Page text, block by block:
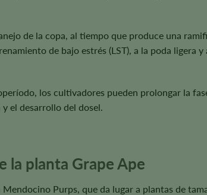
de la copa, al tiempo que produce una
de bajo estrés (LST), a la poda ligera
los cultivadores pueden prolongar la
el desarrollo del dosel.
la planta Grape Ape
Purps, que da lugar a plantas de